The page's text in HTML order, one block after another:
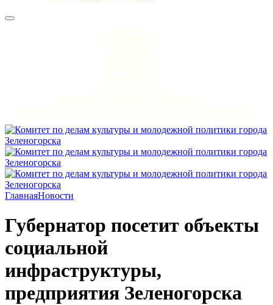
ГлавнаяНовости
Губернатор посетит объекты
социальной
инфраструктуры,
предприятия Зеленогорска